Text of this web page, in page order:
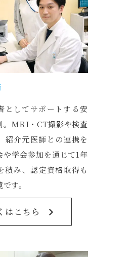
としてサポートする安
。MRI・CT撮影や検査
紹介元医師との連携を
や学会参加を通じて1年
積み、認定資格取得も
す。
はこちら